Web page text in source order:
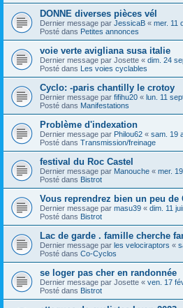
DONNE diverses pièces vél
Dernier message par JessicaB « mer. 11
Posté dans Petites annonces
voie verte avigliana susa italie
Dernier message par Josette « dim. 24
Posté dans Les voies cyclables
Cyclo: -paris chantilly le crotoy
Dernier message par fifihu20 « lun. 11
Posté dans Manifestations
Problème d'indexation
Dernier message par Philou62 « sam. 19
Posté dans Transmission/freinage
festival du Roc Castel
Dernier message par Manouche « mer.
Posté dans Bistrot
Vous reprendrez bien un peu de
Dernier message par masu39 « dim. 11
Posté dans Bistrot
Lac de garde . famille cherche
Dernier message par les velociraptors «
Posté dans Co-Cyclos
se loger pas cher en randonnée
Dernier message par Josette « ven. 17
Posté dans Bistrot